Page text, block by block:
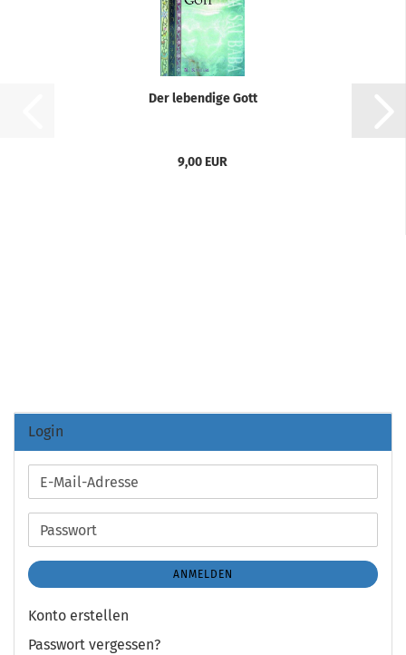
Der lebendige Gott
9,00 EUR
Login
E-
Mail-
Adresse
Passwort
ANMELDEN
Konto erstellen
Passwort vergessen?